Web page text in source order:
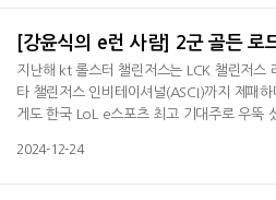
[강윤식의 e런 사람] 2군 골든
지난해 kt 롤스터 챌린저스는 LCK 챌린저스
타 챌린저스 인비테이셔널(ASCI)까지 제패
게도 한국 LoL e스포츠 최고 기대주로 우
도 우승했다. 이적 후 첫 대회에서 정상에 선
2024-12-24